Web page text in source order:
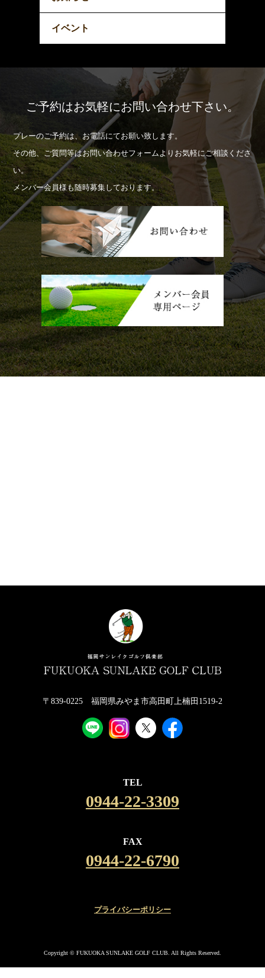
イベント
ご予約はお気軽にお問い合わせ下さい。
プレーのご予約は、お電話にてお願い致します。
その他、ご質問等はお問い合わせフォームよりお気軽にご相談くださ
い。
メンバー会員様も随時募集しております。
〒839-0225 福岡県みやま市高田町上楠田1519-2
TEL
0944-22-3309
FAX
0944-22-6790
プライバシーポリシー
Copyright © FUKUOKA SUNLAKE GOLF CLUB. All Rights Reserved.